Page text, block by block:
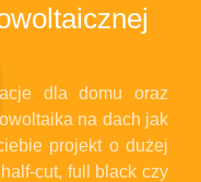
dla domu oraz
na dach jak
projekt o dużej
cut, full black czy